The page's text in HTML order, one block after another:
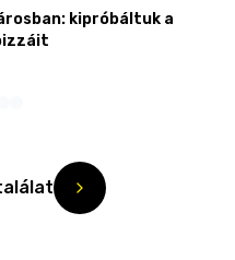
kipróbáltuk a